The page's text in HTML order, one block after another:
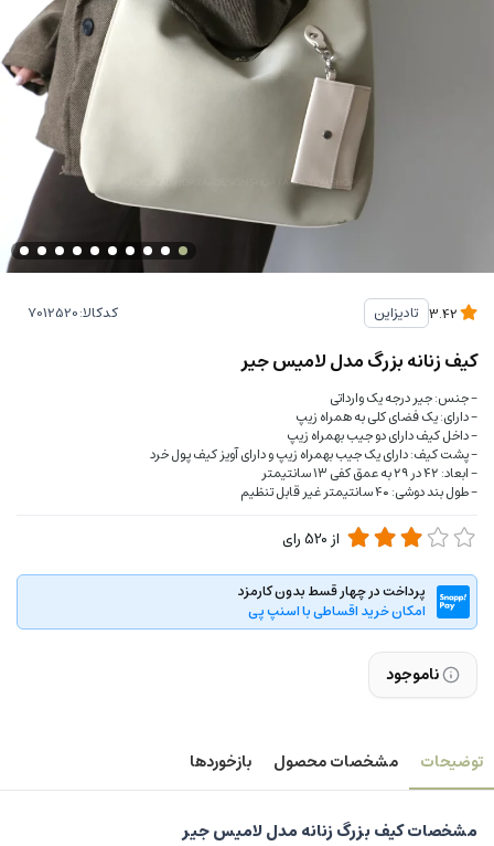
تادیزاین کدکالا:
کیف زنانه بزرگ مدل لامیس جیر
- جنس: جیر درجه یک وارداتی
- دارای: یک فضای کلی به همراه زیپ
- داخل کیف دارای دو جیب بهمراه زیپ
- پشت کیف: دارای یک جیب بهمراه زیپ و دارای آویز کیف پول خرد
- ابعاد: ۴۲ در ۲۹ به عمق کفی ۱۳ سانتیمتر
- طول بند دوشی: ۴۰ سانتیمتر غیر قابل تنظیم
از 520رای
پرداخت در چهار قسط بدون کارمزد
امکان خرید اقساطی با اسنپ پی
ناموجود
توضیحات مشخصات محصول بازخوردها
مشخصات کیف بزرگ زنانه مدل لامیس جیر